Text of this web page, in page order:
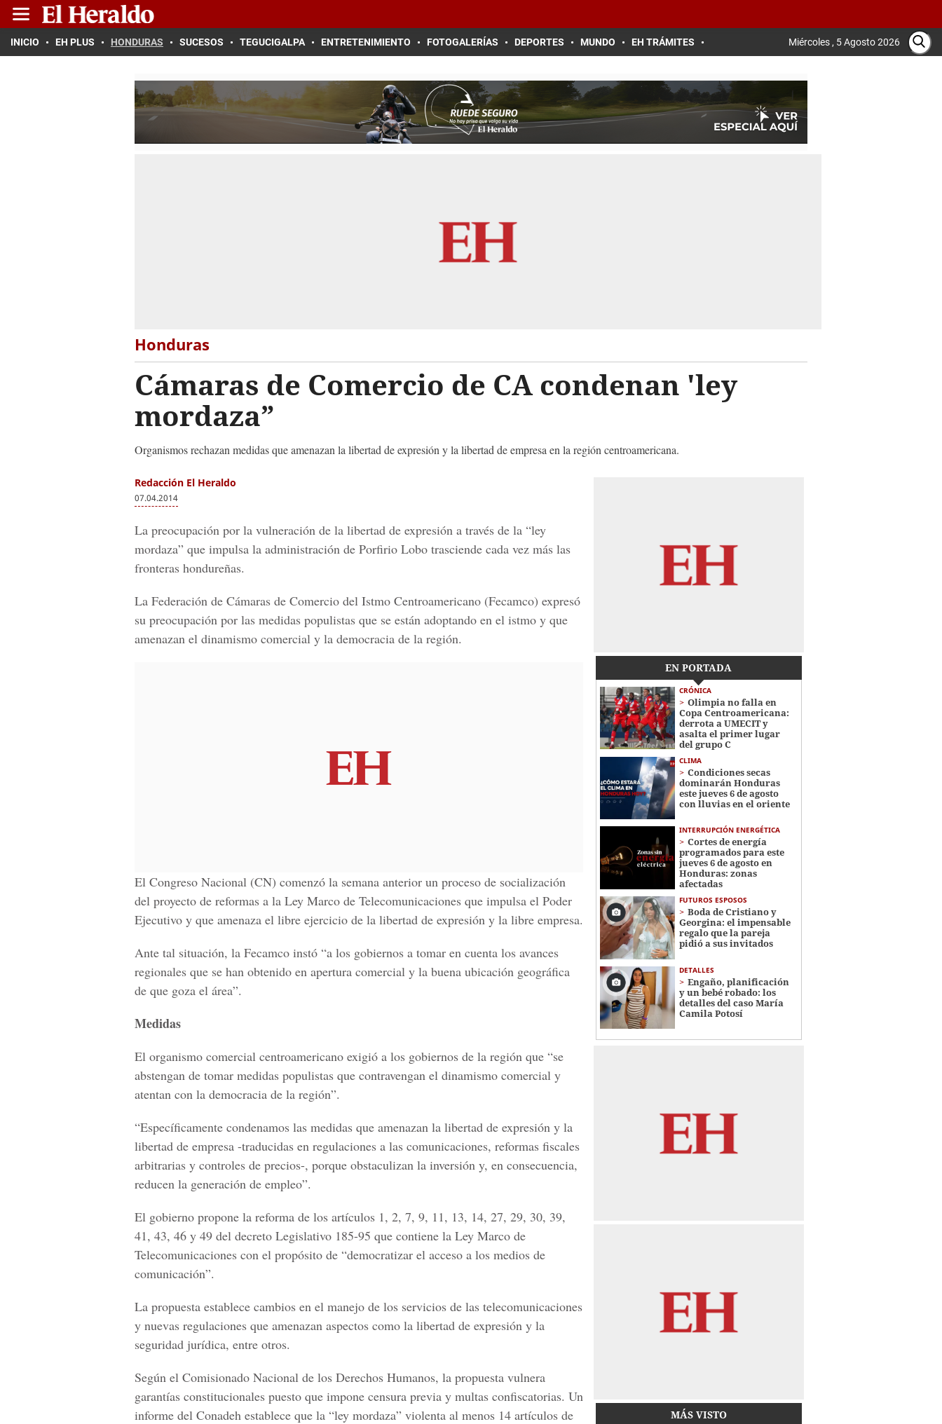
INICIO EH PLUS HONDURAS SUCESOS TEGUCIGALPA ENTRETENIMIENTO FOTOGALERÍAS DEPORTES MUNDO EH TRÁMITES Miércoles , 5 Agosto 2026
Honduras
Cámaras de Comercio de CA condenan 'ley
mordaza”
Organismos rechazan medidas que amenazan la libertad de expresión y la libertad de empresa en la región centroamericana.
Redacción El Heraldo
07.04.2014
La preocupación por la vulneración de la libertad de expresión a través de la “ley
mordaza” que impulsa la administración de Porfirio Lobo trasciende cada vez más las
fronteras hondureñas.
La Federación de Cámaras de Comercio del Istmo Centroamericano (Fecamco) expresó
su preocupación por las medidas populistas que se están adoptando en el istmo y que
amenazan el dinamismo comercial y la democracia de la región.
El Congreso Nacional (CN) comenzó la semana anterior un proceso de socialización
del proyecto de reformas a la Ley Marco de Telecomunicaciones que impulsa el Poder
Ejecutivo y que amenaza el libre ejercicio de la libertad de expresión y la libre empresa.
Ante tal situación, la Fecamco instó “a los gobiernos a tomar en cuenta los avances
regionales que se han obtenido en apertura comercial y la buena ubicación geográfica
de que goza el área”.
Medidas
El organismo comercial centroamericano exigió a los gobiernos de la región que “se
abstengan de tomar medidas populistas que contravengan el dinamismo comercial y
atentan con la democracia de la región”.
“Específicamente condenamos las medidas que amenazan la libertad de expresión y la
libertad de empresa -traducidas en regulaciones a las comunicaciones, reformas fiscales
arbitrarias y controles de precios-, porque obstaculizan la inversión y, en consecuencia,
reducen la generación de empleo”.
El gobierno propone la reforma de los artículos 1, 2, 7, 9, 11, 13, 14, 27, 29, 30, 39,
41, 43, 46 y 49 del decreto Legislativo 185-95 que contiene la Ley Marco de
Telecomunicaciones con el propósito de “democratizar el acceso a los medios de
comunicación”.
La propuesta establece cambios en el manejo de los servicios de las telecomunicaciones
y nuevas regulaciones que amenazan aspectos como la libertad de expresión y la
seguridad jurídica, entre otros.
Según el Comisionado Nacional de los Derechos Humanos, la propuesta vulnera
garantías constitucionales puesto que impone censura previa y multas confiscatorias. Un
informe del Conadeh establece que la “ley mordaza” violenta al menos 14 artículos de
EN PORTADA
CRÓNICA
Olimpia no falla en
Copa Centroamericana:
derrota a UMECIT y
asalta el primer lugar
del grupo C
CLIMA
Condiciones secas
dominarán Honduras
este jueves 6 de agosto
con lluvias en el oriente
INTERRUPCIÓN ENERGÉTICA
Cortes de energía
programados para este
jueves 6 de agosto en
Honduras: zonas
afectadas
FUTUROS ESPOSOS
Boda de Cristiano y
Georgina: el impensable
regalo que la pareja
pidió a sus invitados
DETALLES
Engaño, planificación
y un bebé robado: los
detalles del caso María
Camila Potosí
MÁS VISTO